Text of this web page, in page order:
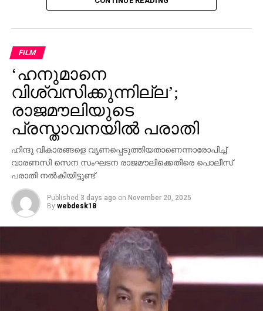
പിണറായി വിജയന്‍ എന്തുകൊണ്ട് മൗനം പാലിക്കുന്നു.
പാര്‍ട്ടിക്ക് ഒരു കുഴപ്പവുമില്ലെന്ന് പറയാന്‍ എം.വി
ഗോവിന്ദന് മാത്രമേ കഴിയൂവെന്നും വി.ഡി സതീശന്‍
പരിഹസിച്ചു. എന്തുകൊണ്ട് ദേവസ്വം ബോര്‍ഡ്
പോറ്റിക്കെതിരെ പരാതി നല്‍കിയില്ലെന്നും പോറ്റി
കുടുങ്ങിയാല്‍ പലരും കുടുങ്ങും എന്ന് സിപിഎമ്മിന്
അറിയാമായിരുന്നുവെന്നും അദ്ദേഹം കൂട്ടിച്ചേര്‍ത്തു.
FILM
‘ഹനുമാനെ
വിശ്വസിക്കുന്നില്ല’;
രാജമൗലിയുടെ
പ്രസ്താവനയില്‍ പരാതി
ഹിന്ദു വികാരങ്ങളെ വൃണപ്പെടുത്തിയതാണെന്നാരോപിച്ച്
വാരണസി സെന സംഘടന രാജമൗലിക്കെതിരെ പൊലീസ്
പരാതി നല്‍കിയിട്ടുണ്ട്
Published 3 days ago on November 20, 2025
By webdesk18